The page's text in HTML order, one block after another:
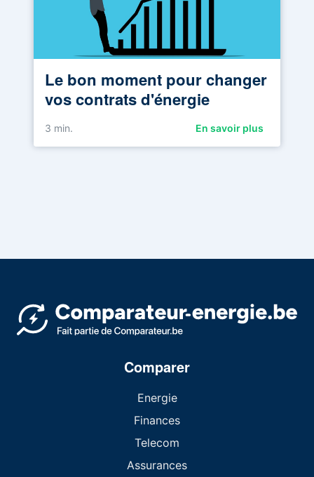
Le bon moment pour changer
vos contrats d'énergie
3 min. En savoir plus
Comparer
Energie
Finances
Telecom
Assurances